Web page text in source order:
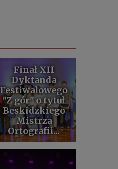
Finał XII
Dyktanda
Festiwalowego
"Z gór" o tytuł
Beskidzkiego
Mistrza
Ortografii...